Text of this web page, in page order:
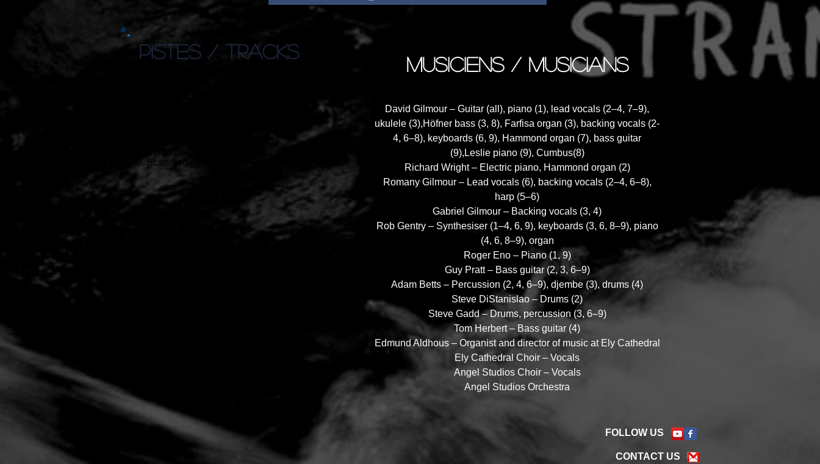
PISTES / TRACKS
9. Scattered (7:32)
musiciens / musicians
David Gilmour – Guitar (all), piano (1), lead vocals (2–4, 7–9),
ukulele (3),Höfner bass (3, 8), Farfisa organ (3), backing vocals (2-
4, 6–8), keyboards (6, 9), Hammond organ (7), bass guitar
(9),Leslie piano (9), Cumbus(8)
Richard Wright – Electric piano, Hammond organ (2)
Romany Gilmour – Lead vocals (6), backing vocals (2–4, 6–8),
harp (5–6)
Gabriel Gilmour – Backing vocals (3, 4)
Rob Gentry – Synthesiser (1–4, 6, 9), keyboards (3, 6, 8–9), piano
(4, 6, 8–9), organ
Roger Eno – Piano (1, 9)
Guy Pratt – Bass guitar (2, 3, 6–9)
Adam Betts – Percussion (2, 4, 6–9), djembe (3), drums (4)
Steve DiStanislao – Drums (2)
Steve Gadd – Drums, percussion (3, 6–9)
Tom Herbert – Bass guitar (4)
Edmund Aldhous – Organist and director of music at Ely Cathedral
Ely Cathedral Choir – Vocals
Angel Studios Choir – Vocals
Angel Studios Orchestra
FOLLOW US
CONTACT US